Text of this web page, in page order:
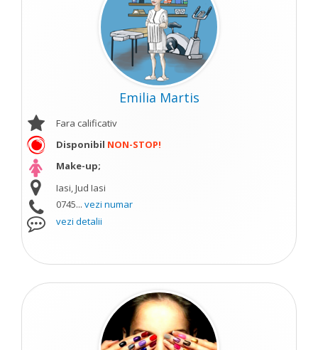
Emilia Martis
Fara calificativ
Disponibil NON-STOP!
Make-up;
Iasi, Jud Iasi
0745... vezi numar
vezi detalii